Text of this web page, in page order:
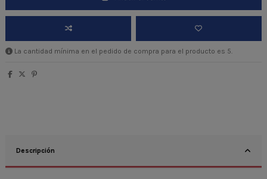
La cantidad mínima en el pedido de compra para el producto es 5.
Descripción